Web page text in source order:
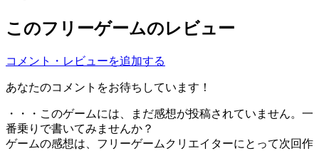
このフリーゲームのレビュー
コメント・レビューを追加する
あなたのコメントをお待ちしています！
・・・このゲームには、まだ感想が投稿されていません。一
番乗りで書いてみませんか？
ゲームの感想は、フリーゲームクリエイターにとって次回作